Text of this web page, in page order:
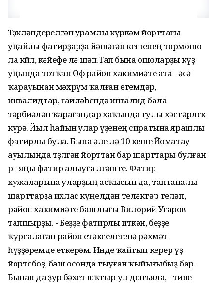
Төҙөкләндерелгән урамлы күркәм йорттағы
уңайлы фатирҙарҙа йәшәгән кешенең тормошо
ла көйлө, кәйефе лә шәп.Тап бына ошоларҙы күҙ
уңында тотҡан Өфө район хакимиәте ата - әсә
ҡарауынан мәхрүм ҡалған етемдәр,
инвалидтар, ғаиләһендә инвалид бала
тәрбиәләп ҡарағандар хаҡында тулы хәстәрлек
күрә. Йыл һайын улар үҙенең сиратына ярашлы
фатирлы була. Бына әле лә 10 кеше Йоматау
ауылында төҙөлгән йорттан бар шарттары булған
өр - яңы фатир алыуға өлгәште. Фатир
хужаларына уларҙың асҡысын да, тантаналы
шарттарҙа ихлас күңелдән теләктәр теләп,
район хакимиәте башлығы Вилорий Угаров
тапшырҙы. - Беҙҙе фатирлы иткән, беҙҙе
ҡурсалаған район етәкселегенә рәхмәт
һүҙҙәремде еткерәм. Инде ҡайтып керер үҙ
йортобоҙ, баш осонда тыуған ҡыйығыбыҙ бар.
Бынан да ҙур бәхет юҡтыр ул донъяла, - тине